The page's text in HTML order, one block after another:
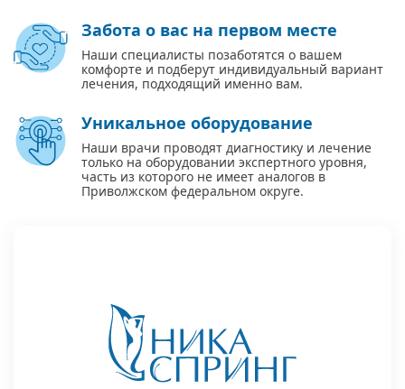
Забота о вас на первом месте
Наши специалисты позаботятся о вашем
комфорте и подберут индивидуальный вариант
лечения, подходящий именно вам.
Уникальное оборудование
Наши врачи проводят диагностику и лечение
только на оборудовании экспертного уровня,
часть из которого не имеет аналогов в
Приволжском федеральном округе.